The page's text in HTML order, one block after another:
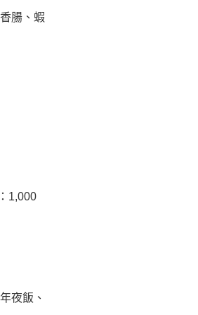
腸、蝦
1,000
夜飯、